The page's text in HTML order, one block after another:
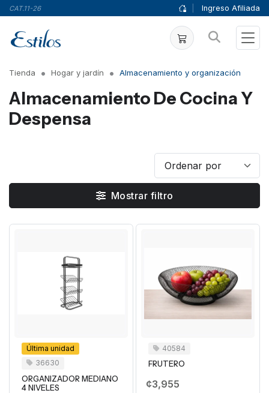
CAT.11-26 Ingreso Afiliada
Tienda Hogar y jardín Almacenamiento y organización
Almacenamiento De Cocina Y
Despensa
Mostrar filtro
Última unidad
36630
ORGANIZADOR MEDIANO
4 NIVELES
40584
FRUTERO
¢3,955